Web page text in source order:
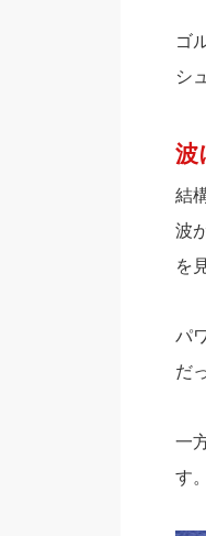
ゴ
シ
波
結
波
を
パ
だ
一
す。